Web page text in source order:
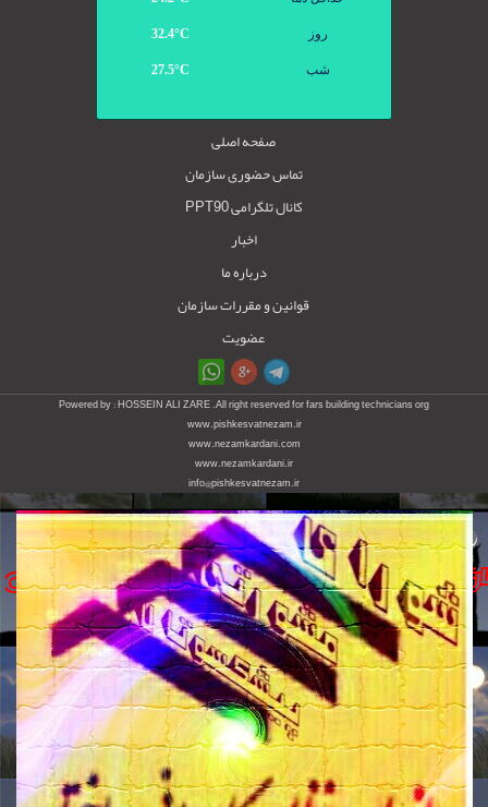
روز 32.4°С
شب 27.5°С
صفحه اصلی
تماس حضوری سازمان
کانال تلگرامی PPT90
اخبار
درباره ما
قوانین و مقررات سازمان
عضویت
Powered by : HOSSEIN ALI ZARE .All right reserved for fars building technicians org
www.pishkesvatnezam.ir
www.nezamkardani.com
www.nezamkardani.ir
info@pishkesvatnezam.ir